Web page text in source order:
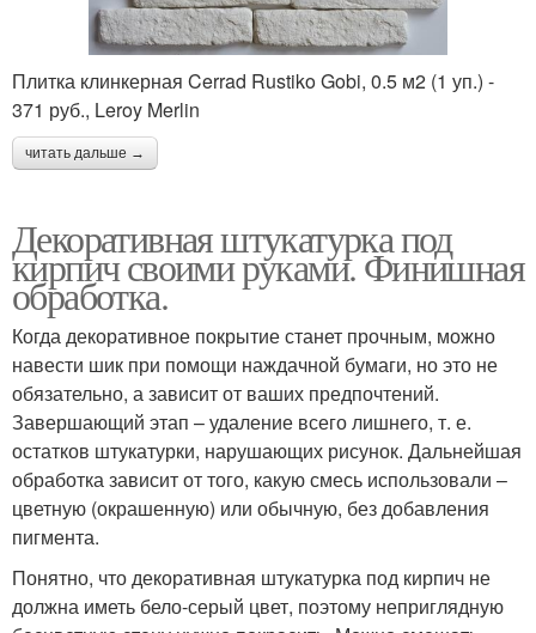
Плитка клинкерная Cerrad Rustiko Gobi, 0.5 м2 (1 уп.) -
371 руб., Leroy Merlin
читать дальше →
Декоративная штукатурка под
кирпич своими руками. Финишная
обработка.
Когда декоративное покрытие станет прочным, можно
навести шик при помощи наждачной бумаги, но это не
обязательно, а зависит от ваших предпочтений.
Завершающий этап – удаление всего лишнего, т. е.
остатков штукатурки, нарушающих рисунок. Дальнейшая
обработка зависит от того, какую смесь использовали –
цветную (окрашенную) или обычную, без добавления
пигмента.
Понятно, что декоративная штукатурка под кирпич не
должна иметь бело-серый цвет, поэтому неприглядную